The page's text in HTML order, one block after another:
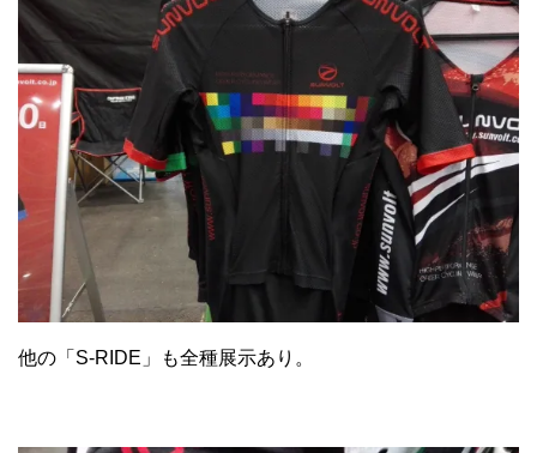
他の「S-RIDE」も全種展示あり。